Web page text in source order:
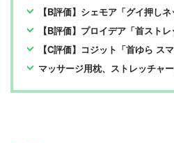
【B評価】シェモア「グイ押し
【B評価】プロイデア「首ストレ
【C評価】コジット「首ゆら ス
マッサージ用枕、ストレッチャーの